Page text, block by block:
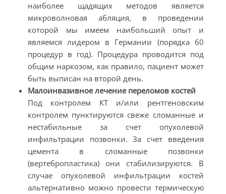
наиболее щадящих методов является
микроволновая абляция, в проведении
которой мы имеем наибольший опыт и
являемся лидером в Германии (порядка 60
процедур в год). Процедура проводится под
общим наркозом, как правило, пациент может
быть выписан на второй день.
Малоинвазивное лечение переломов костей
Под контролем КТ и/или рентгеновским
контролем пунктируются свеже сломанные и
нестабильные за счет опухолевой
инфильтрации позвонки. За счет введения
цемента в сломанные позвонки
(вертебропластика) они стабилизируются. В
случае опухолевой инфильтрации костей
альтернативно можно провести термическую